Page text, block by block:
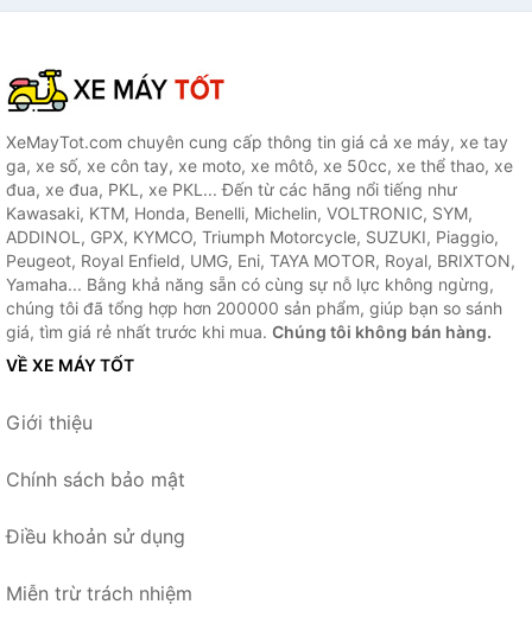
XeMayTot.com chuyên cung cấp thông tin giá cả xe máy, xe tay
ga, xe số, xe côn tay, xe moto, xe môtô, xe 50cc, xe thể thao, xe
đua, xe đua, PKL, xe PKL... Đến từ các hãng nổi tiếng như
Kawasaki, KTM, Honda, Benelli, Michelin, VOLTRONIC, SYM,
ADDINOL, GPX, KYMCO, Triumph Motorcycle, SUZUKI, Piaggio,
Peugeot, Royal Enfield, UMG, Eni, TAYA MOTOR, Royal, BRIXTON,
Yamaha... Bằng khả năng sẵn có cùng sự nỗ lực không ngừng,
chúng tôi đã tổng hợp hơn 200000 sản phẩm, giúp bạn so sánh
giá, tìm giá rẻ nhất trước khi mua. Chúng tôi không bán hàng.
VỀ XE MÁY TỐT
Giới thiệu
Chính sách bảo mật
Điều khoản sử dụng
Miễn trừ trách nhiệm